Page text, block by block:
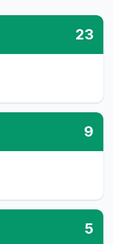
23
9
5